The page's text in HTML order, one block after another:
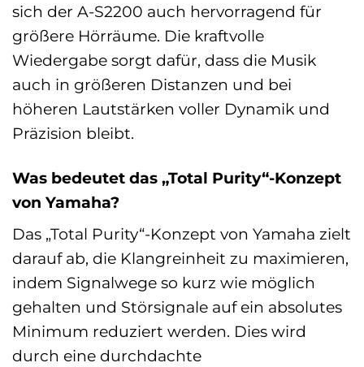
sich der A-S2200 auch hervorragend für
größere Hörräume. Die kraftvolle
Wiedergabe sorgt dafür, dass die Musik
auch in größeren Distanzen und bei
höheren Lautstärken voller Dynamik und
Präzision bleibt.
Was bedeutet das „Total Purity“-Konzept
von Yamaha?
Das „Total Purity“-Konzept von Yamaha zielt
darauf ab, die Klangreinheit zu maximieren,
indem Signalwege so kurz wie möglich
gehalten und Störsignale auf ein absolutes
Minimum reduziert werden. Dies wird
durch eine durchdachte